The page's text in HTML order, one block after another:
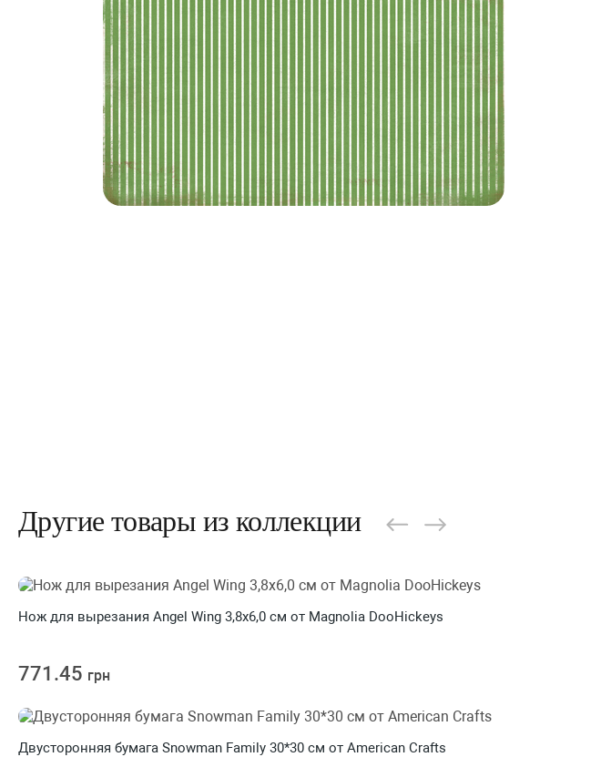
Другие товары из коллекции
Нож для вырезания Angel Wing 3,8x6,0 см от Magnolia DooHickeys
771.45 грн
Двусторонняя бумага Snowman Family 30*30 см от American Crafts